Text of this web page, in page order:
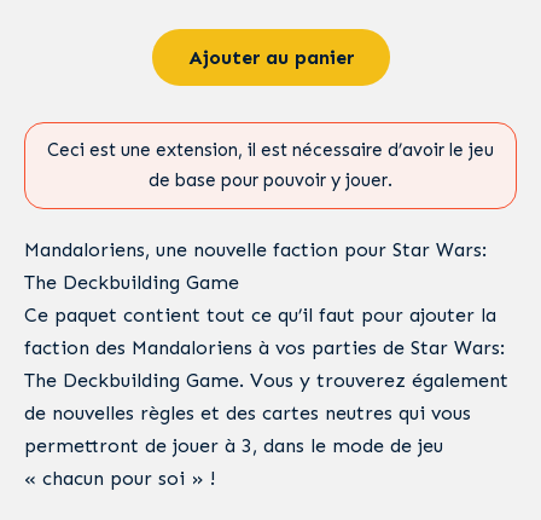
Ajouter au panier
Ceci est une extension, il est nécessaire d’avoir le jeu
de base pour pouvoir y jouer.
Mandaloriens, une nouvelle faction pour Star Wars:
The Deckbuilding Game
Ce paquet contient tout ce qu’il faut pour ajouter la
faction des Mandaloriens à vos parties de Star Wars:
The Deckbuilding Game. Vous y trouverez également
de nouvelles règles et des cartes neutres qui vous
permettront de jouer à 3, dans le mode de jeu
« chacun pour soi » !